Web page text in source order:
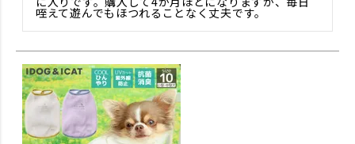
咥えて遊んでもほつれることなく丈夫です。